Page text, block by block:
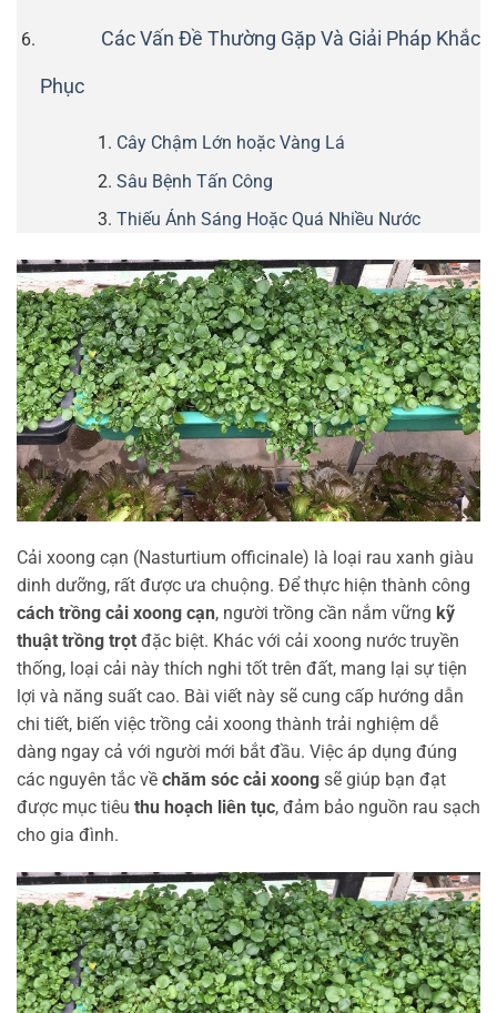
Các Vấn Đề Thường Gặp Và Giải Pháp Khắc
Phục
Cây Chậm Lớn hoặc Vàng Lá
Sâu Bệnh Tấn Công
Thiếu Ánh Sáng Hoặc Quá Nhiều Nước
Cải xoong cạn (Nasturtium officinale) là loại rau xanh giàu
dinh dưỡng, rất được ưa chuộng. Để thực hiện thành công
cách trồng cải xoong cạn, người trồng cần nắm vững kỹ
thuật trồng trọt đặc biệt. Khác với cải xoong nước truyền
thống, loại cải này thích nghi tốt trên đất, mang lại sự tiện
lợi và năng suất cao. Bài viết này sẽ cung cấp hướng dẫn
chi tiết, biến việc trồng cải xoong thành trải nghiệm dễ
dàng ngay cả với người mới bắt đầu. Việc áp dụng đúng
các nguyên tắc về chăm sóc cải xoong sẽ giúp bạn đạt
được mục tiêu thu hoạch liên tục, đảm bảo nguồn rau sạch
cho gia đình.